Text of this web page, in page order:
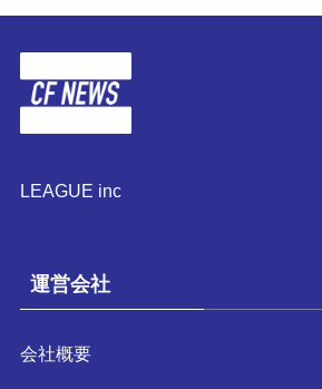
LEAGUE inc
運営会社
会社概要